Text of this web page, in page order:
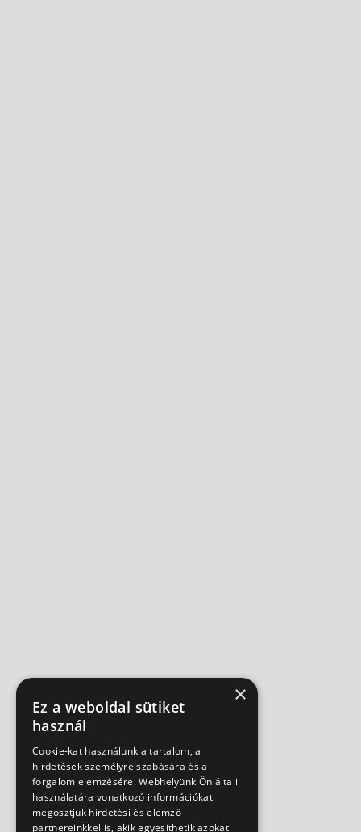
×
Ez a weboldal sütiket
használ
Cookie-kat használunk a tartalom, a
hirdetések személyre szabására és a
forgalom elemzésére. Webhelyünk Ön általi
használatára vonatkozó információkat
megosztjuk hirdetési és elemző
partnereinkkel is, akik egyesíthetik azokat